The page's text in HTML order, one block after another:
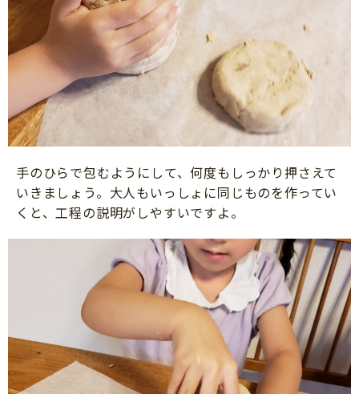
手のひらで包むようにして、何度もしっかり押さえて
いきましょう。大人もいっしょに同じものを作ってい
くと、工程の説明がしやすいですよ。